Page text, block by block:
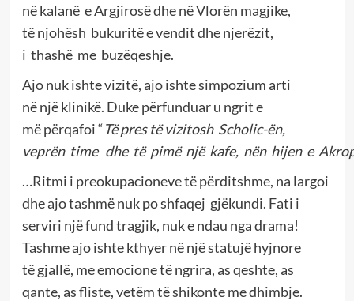
në kalanë e Argjirosë dhe në Vlorën magjike,
të njohësh bukuritë e vendit dhe njerëzit,
i thashë me buzëqeshje.
Ajo nuk ishte vizitë, ajo ishte simpozium arti
në një klinikë. Duke përfunduar u ngrit e
më përqafoi “Tëpres tëvizitosh Scholic-ën,
veprën time dhe tëpimënjë kafe, nën hijen e
…Ritmi i preokupacioneve të përditshme, na largoi
dhe ajo tashmë nuk po shfaqej gjëkundi. Fati i
serviri një fund tragjik, nuk e ndau nga drama!
Tashme ajo ishte kthyer në një statujë hyjnore
të gjallë, me emocione të ngrira, as qeshte, as
qante, as fliste, vetëm të shikonte me dhimbje.